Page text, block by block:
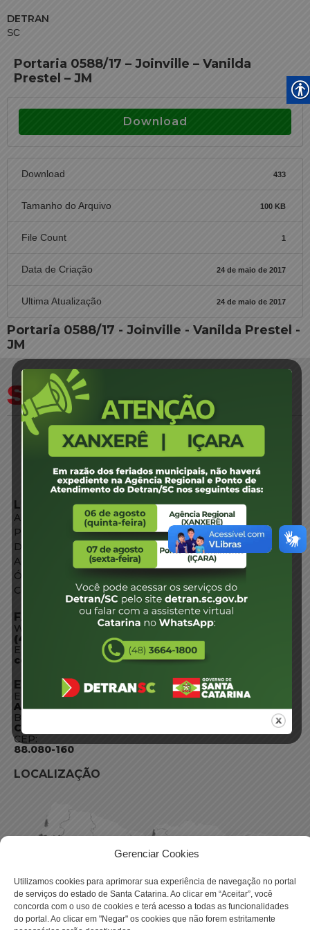
Gerenciar Cookies
Utilizamos cookies para aprimorar sua experiência de navegação no portal
de serviços do estado de Santa Catarina. Ao clicar em “Aceitar”, você
concorda com o uso de cookies e terá acesso a todas as funcionalidades
do portal. Ao clicar em "Negar" os cookies que não forem estritamente
DETRAN
SC
Portaria 0588/17 – Joinville – Vanilda
Prestel – JM
Download
Download 433
Tamanho do Arquivo 100 KB
File Count 1
Data de Criação 24 de maio de 2017
Ultima Atualização 24 de maio de 2017
Portaria 0588/17 - Joinville - Vanilda Prestel -
JM
LINKS EXTERNOS
Agência de Notícias
Portal de Serviços
Diário Oficial
Acesso à Informação
Órgãos do Governo
Conheça SC
FALE CONOSCO
WhatsApp:
(48) 3664-1800
E-mail:
centraldeinformacoes@detran.sc.gov.br
ENDEREÇO
Endereço:
Av. Almirante Tamandaré - 480
Bairro:
Coqueiros, Florianópolis SC
CEP:
88.080-160
LOCALIZAÇÃO